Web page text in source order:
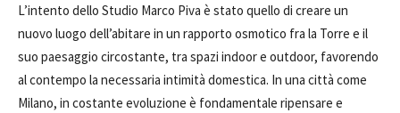
L’intento dello Studio Marco Piva è stato quello di creare un
nuovo luogo dell’abitare in un rapporto osmotico fra la Torre e il
suo paesaggio circostante, tra spazi indoor e outdoor, favorendo
al contempo la necessaria intimità domestica. In una città come
Milano, in costante evoluzione è fondamentale ripensare e